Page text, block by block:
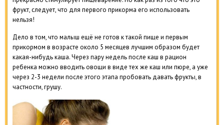
фрукт, следует, что для первого прикорма его использовать
нельзя!
Дело в том, что малыш ещё не готов к такой пище и первым
прикормом в возрасте около 5 месяцев лучшим образом будет
какая-нибудь каша. Через пару недель после каш в рацион
ребенка можно вводить овощи в виде тех же каш или пюре, а уже
через 2-3 недели после этого этапа пробовать давать фрукты, в
частности, грушу.